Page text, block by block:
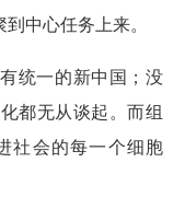
中心任务上来。
统一的新中国；没
都无从谈起。而组
社会的每一个细胞